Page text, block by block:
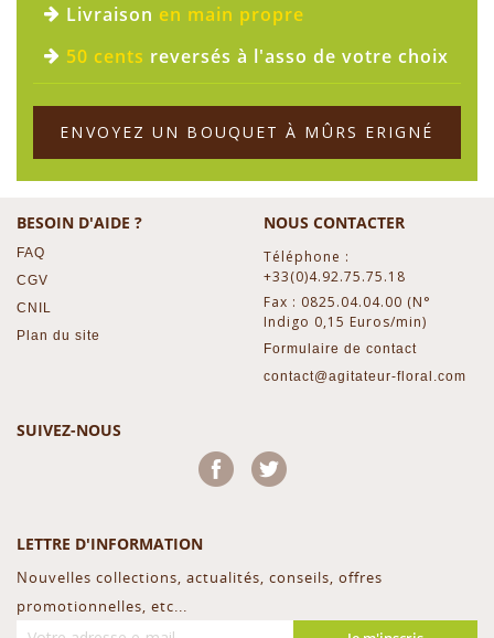
Livraison en main propre
50 cents reversés à l'asso de votre choix
ENVOYEZ UN BOUQUET À MÛRS ERIGNÉ
BESOIN D'AIDE ?
FAQ
CGV
CNIL
Plan du site
NOUS CONTACTER
Téléphone :
+33(0)4.92.75.75.18
Fax : 0825.04.04.00 (N°
Indigo 0,15 Euros/min)
Formulaire de contact
contact@agitateur-floral.com
SUIVEZ-NOUS
Facebook
LETTRE D'INFORMATION
Nouvelles collections, actualités, conseils, offres
promotionnelles, etc...